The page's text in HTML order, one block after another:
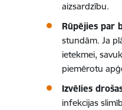
aizsardzību.
Rūpējies par
stundām. Ja
ietekmei,
piemērotu
Izvēlies
infekcijas